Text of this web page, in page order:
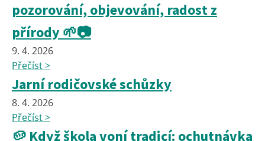
pozorování, objevování, radost z
přírody 🌱📷
9. 4. 2026
Přečíst >
Jarní rodičovské schůzky
8. 4. 2026
Přečíst >
🥔 Když škola voní tradicí: ochutnávka